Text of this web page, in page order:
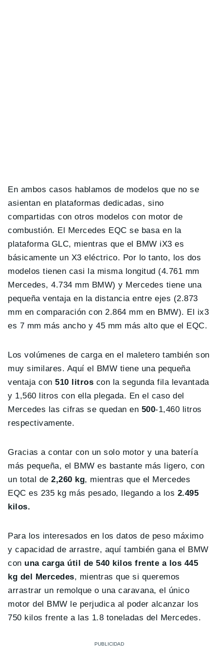
En ambos casos hablamos de modelos que no se
asientan en plataformas dedicadas, sino
compartidas con otros modelos con motor de
combustión. El Mercedes EQC se basa en la
plataforma GLC, mientras que el BMW iX3 es
básicamente un X3 eléctrico. Por lo tanto, los dos
modelos tienen casi la misma longitud (4.761 mm
Mercedes, 4.734 mm BMW) y Mercedes tiene una
pequeña ventaja en la distancia entre ejes (2.873
mm en comparación con 2.864 mm en BMW). El ix3
es 7 mm más ancho y 45 mm más alto que el EQC.
Los volúmenes de carga en el maletero también son
muy similares. Aquí el BMW tiene una pequeña
ventaja con510 litros con la segunda fila levantada
y 1,560 litros con ella plegada. En el caso del
Mercedes las cifras se quedan en 500-1,460 litros
respectivamente.
Gracias a contar con un solo motor y una batería
más pequeña, el BMW es bastante más ligero, con
un total de2,260 kg, mientras que el Mercedes
EQC es 235 kg más pesado, llegando a los 2.495
kilos.
Para los interesados en los datos de peso máximo
y capacidad de arrastre, aquí también gana el BMW
con una carga útil de 540 kilos frente a los 445
kg del Mercedes, mientras que si queremos
arrastrar un remolque o una caravana, el único
motor del BMW le perjudica al poder alcanzar los
750 kilos frente a las 1.8 toneladas del Mercedes.